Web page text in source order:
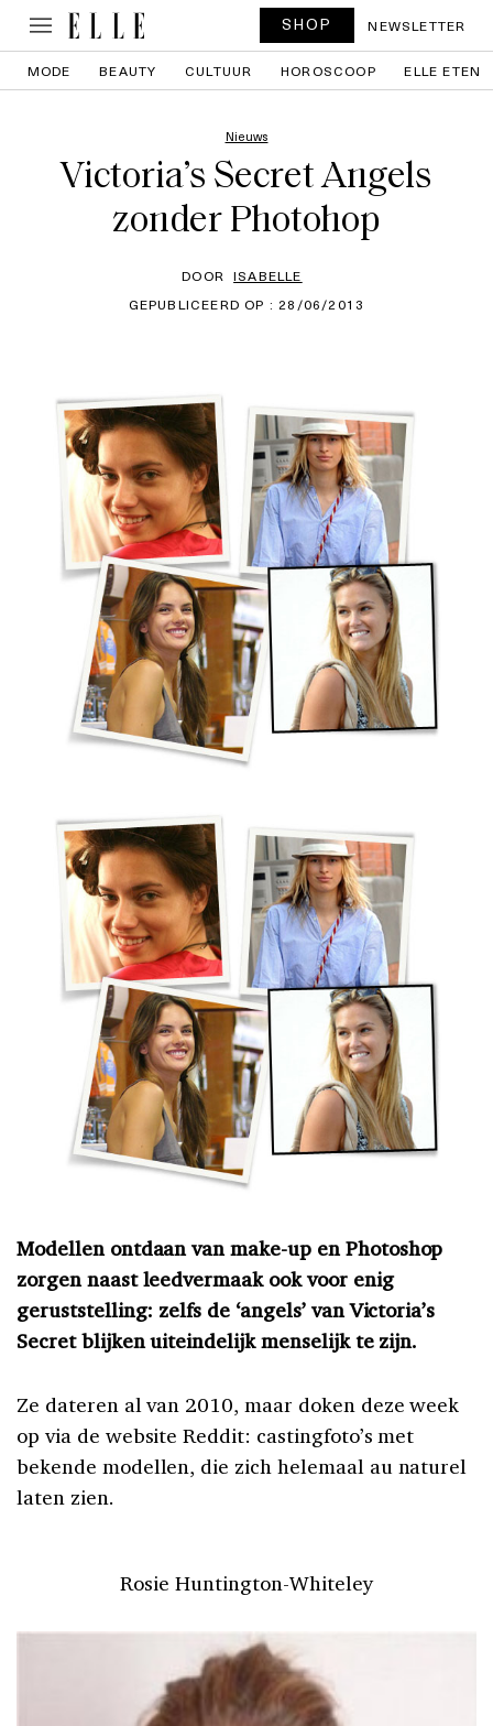
SHOP NEWSLETTER
MODE BEAUTY CULTUUR HOROSCOOP ELLE ETEN
Nieuws
Victoria’s Secret Angels
zonder Photohop
DOOR ISABELLE
GEPUBLICEERD OP : 28/06/2013
Modellen ontdaan van make-up en Photoshop
zorgen naast leedvermaak ook voor enig
geruststelling: zelfs de ‘angels’ van Victoria’s
Secret blijken uiteindelijk menselijk te zijn.
Ze dateren al van 2010, maar doken deze week
op via de website Reddit: castingfoto’s met
bekende modellen, die zich helemaal au naturel
laten zien.
Rosie Huntington-Whiteley